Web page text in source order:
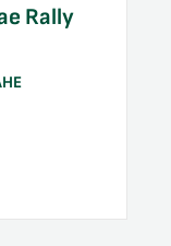
Rally